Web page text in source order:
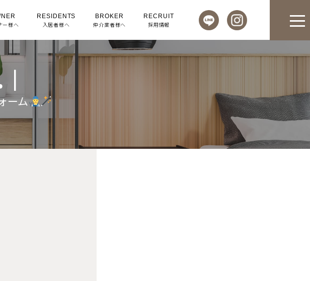
ー様へ
RESIDENTS
入居者様へ
BROKER
仲介業者様へ
RECRUIT
採用情報
ーム